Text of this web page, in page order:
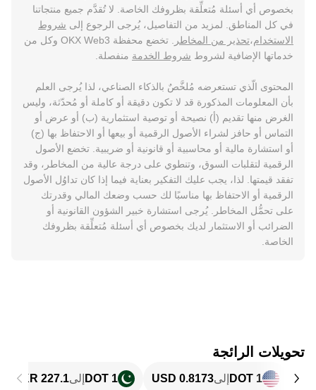
بخصوص أي أسئلة مُتعلِّقة بظروفك الخاصة. لا تُقدَّم جميع منتجاتنا
في كل المناطق. لمزيد من التفاصيل، يُرجى الرجوع إلى شروط
الاستخدام،تحذير من المخاطر
. تخضع محفظة OKX Web3 وكل من
خدماتها الإضافية لشروط شروط الخدمة منفصلة.
المحتوى الّذي تستعرضه مُلخَّصٌ بالذكاء الصناعي، لذا يُرجى العلم
بأن المعلومات المذكورة قد لا تكون دقيقة أو كاملة أو مُحدّثة، وليس
الغرض منها تقديم (أ) نصيحة أو توصية استثمارية (ب) أو عرض أو
التماس أو حافز لشراء الأصول الرقمية أو بيعها أو الاحتفاظ بها (ج)
أو استشارة مالية أو محاسبية أو قانونية أو ضريبية. تخضع الأصول
الرقمية لتقلبات السوق، وتنطوي على درجة عالية من المخاطر، وقد
تفقد قيمتها. لذا، يجب عليك التفكير بعناية فيما إذا كان تداوُل الأصول
الرقمية أو الاحتفاظ بها مناسبًا لك حسب وضعك المالي وقدرتك
على تحمُّل المخاطر. يُرجى استشارة خبير الشؤون القانونية أو
الضرائب أو الاستثمار لديك بخصوص أي أسئلة مُتعلِّقة بظروفك
الخاصة.
تحويلات الرائجة
1 DOT إلى 1 DOT إلى